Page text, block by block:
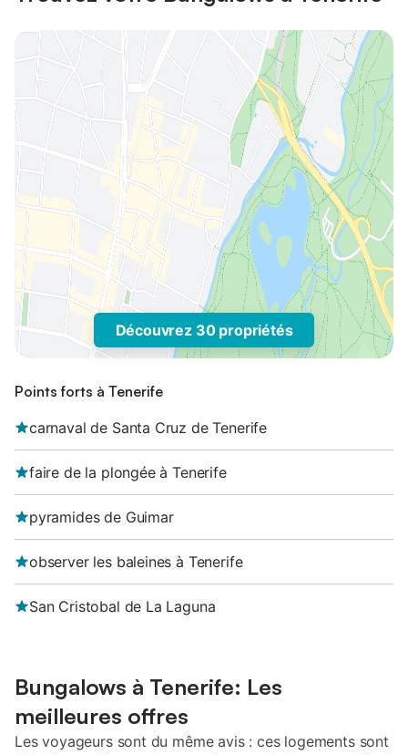
Découvrez 30 propriétés
Points forts à Tenerife
carnaval de Santa Cruz de Tenerife
faire de la plongée à Tenerife
pyramides de Guimar
observer les baleines à Tenerife
San Cristobal de La Laguna
Bungalows à Tenerife: Les
meilleures offres
Les voyageurs sont du même avis : ces logements sont